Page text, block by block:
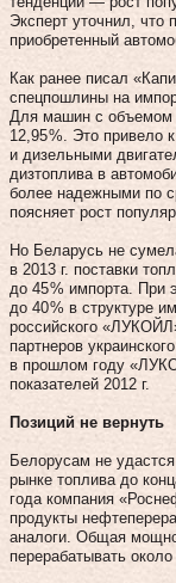
Эксперт уточнил, что
приобретенный
Как ранее писал
спецпошлины на
Для машин с объемом
12,95 %. Это привело
и дизельными
дизтоплива в
более надежными по
поясняет рост
Но Беларусь не
в 2013 г. поставки
до 45 % импорта. При
до 40 % в структуре
российского
партнеров
в прошлом году
показателей 2012 г.
Позиций не вернуть
Белорусам не
рынке топлива до
года компания
продукты
аналоги. Общая
перерабатывать